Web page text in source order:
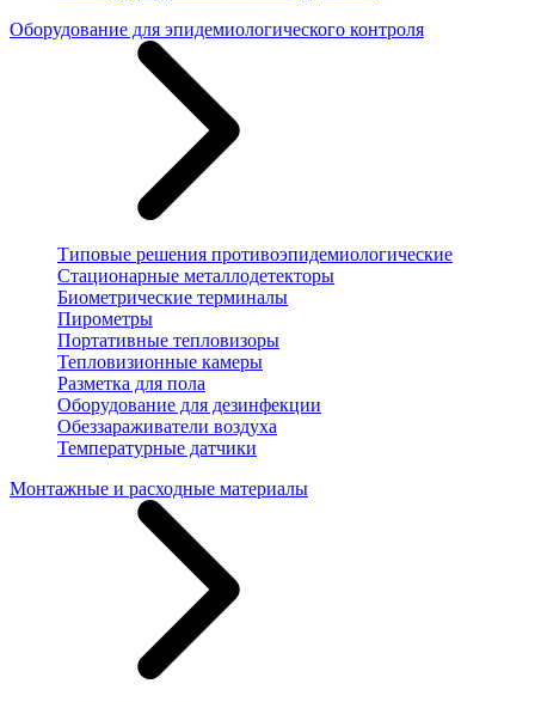
Оборудование для эпидемиологического контроля
Типовые решения противоэпидемиологические
Стационарные металлодетекторы
Биометрические терминалы
Пирометры
Портативные тепловизоры
Тепловизионные камеры
Разметка для пола
Оборудование для дезинфекции
Обеззараживатели воздуха
Температурные датчики
Монтажные и расходные материалы